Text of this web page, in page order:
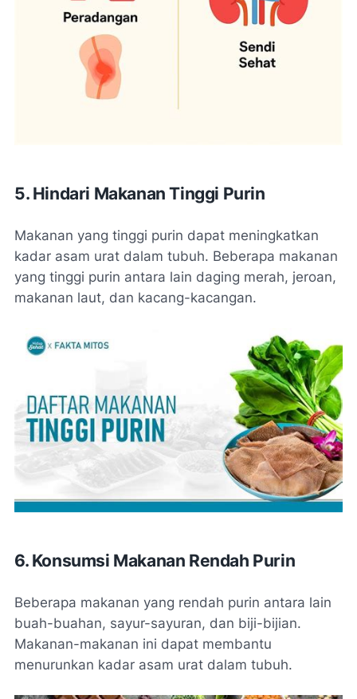
5. Hindari Makanan Tinggi Purin
Makanan yang tinggi purin dapat meningkatkan
kadar asam urat dalam tubuh. Beberapa makanan
yang tinggi purin antara lain daging merah, jeroan,
makanan laut, dan kacang-kacangan.
6. Konsumsi Makanan Rendah Purin
Beberapa makanan yang rendah purin antara lain
buah-buahan, sayur-sayuran, dan biji-bijian.
Makanan-makanan ini dapat membantu
menurunkan kadar asam urat dalam tubuh.